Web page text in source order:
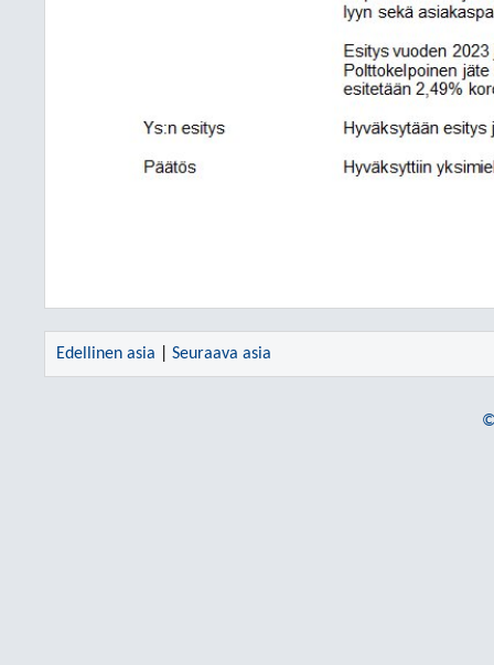
Edellinen asia Seuraava asia